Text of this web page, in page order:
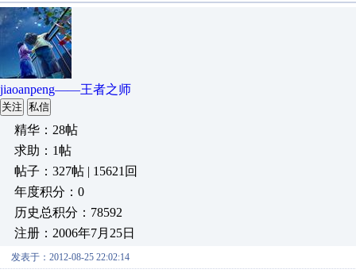
jiaoanpeng——王者之师
关注 私信
精华：28帖
求助：1帖
帖子：327帖 | 15621回
年度积分：0
历史总积分：78592
注册：2006年7月25日
发表于：2012-08-25 22:02:14